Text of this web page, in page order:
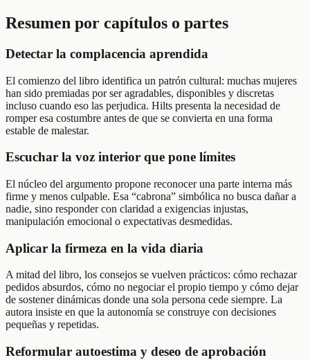
Resumen por capítulos o partes
Detectar la complacencia aprendida
El comienzo del libro identifica un patrón cultural: muchas mujeres
han sido premiadas por ser agradables, disponibles y discretas
incluso cuando eso las perjudica. Hilts presenta la necesidad de
romper esa costumbre antes de que se convierta en una forma
estable de malestar.
Escuchar la voz interior que pone límites
El núcleo del argumento propone reconocer una parte interna más
firme y menos culpable. Esa “cabrona” simbólica no busca dañar a
nadie, sino responder con claridad a exigencias injustas,
manipulación emocional o expectativas desmedidas.
Aplicar la firmeza en la vida diaria
A mitad del libro, los consejos se vuelven prácticos: cómo rechazar
pedidos absurdos, cómo no negociar el propio tiempo y cómo dejar
de sostener dinámicas donde una sola persona cede siempre. La
autora insiste en que la autonomía se construye con decisiones
pequeñas y repetidas.
Reformular autoestima y deseo de aprobación